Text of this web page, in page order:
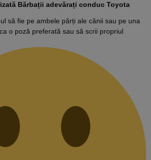
Bărbații adevărați conduc Toyota
să fie pe ambele părți ale cănii sau pe una
o poză preferată sau să scrii propriul